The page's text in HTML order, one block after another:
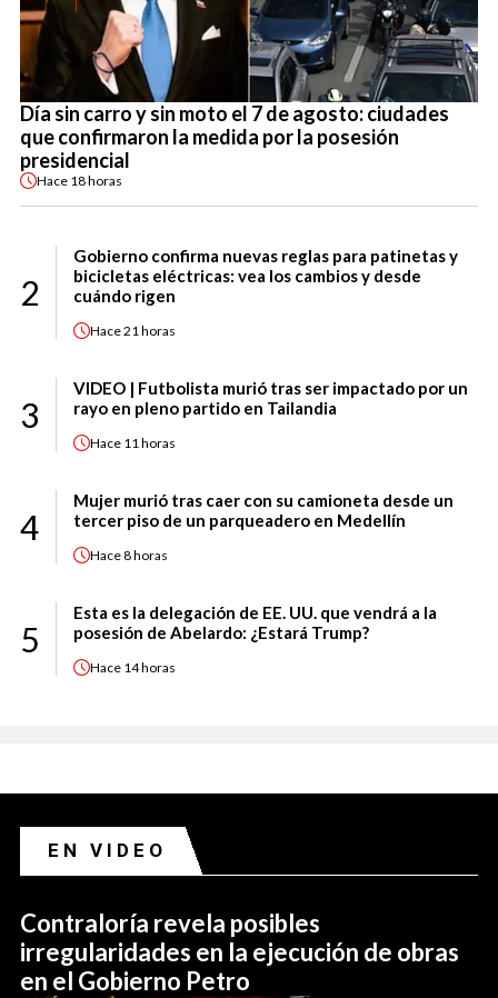
Día sin carro y sin moto el 7 de agosto: ciudades
que confirmaron la medida por la posesión
presidencial
Hace 18 horas
2
Gobierno confirma nuevas reglas para patinetas y
bicicletas eléctricas: vea los cambios y desde
cuándo rigen
Hace21 horas
3
VIDEO | Futbolista murió tras ser impactado por un
rayo en pleno partido en Tailandia
Hace 11 horas
4
Mujer murió tras caer con su camioneta desde un
tercer piso de un parqueadero en Medellín
Hace8 horas
5
Esta es la delegación de EE. UU. que vendrá a la
posesión de Abelardo: ¿Estará Trump?
Hace 14 horas
EN VIDEO
Contraloría revela posibles
irregularidades en la ejecución de obras
en el Gobierno Petro